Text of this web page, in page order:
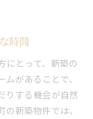
時間
にとって、新築の
があることで、
りする機会が自然
新築物件では、